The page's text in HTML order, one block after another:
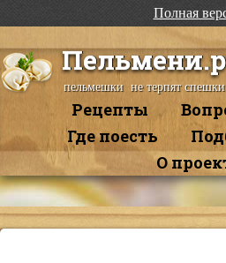
Полная
пельмешки не терпят спешки
Рецепты
Где поесть
О